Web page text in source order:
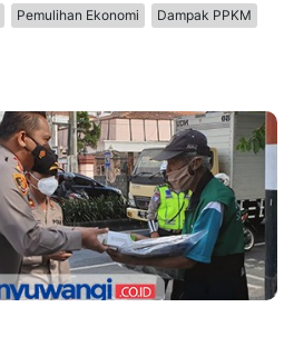
Pemulihan Ekonomi
Dampak PPKM